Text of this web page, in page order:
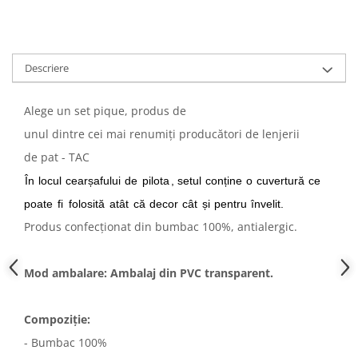
Descriere
Alege un set pique, produs de
unul dintre cei mai renumiți producători de lenjerii
de pat - TAC
În locul cearșafului de pilota, setul conține o cuvertură ce
poate fi folosită atât că decor cât și pentru învelit.
Produs confecționat din bumbac 100%, antialergic.
Mod ambalare: Ambalaj din PVC transparent.
Compoziție:
- Bumbac 100%